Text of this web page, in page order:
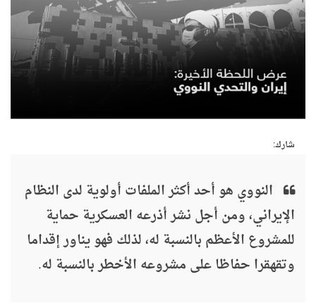
شارك:
النووي هو أحد أكثر الملفات أولوية لدى النظام
الإيراني، ومن أجل نشر أذرعه العسكرية حماية
للمشروع الأعظم بالنسبة له، لذلك فهو يناور إقداما
وتقهقرا حفاظا على مشروعه الأخطر بالنسبة له.